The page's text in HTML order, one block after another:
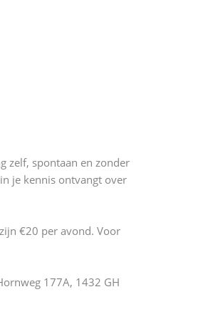
zelf, spontaan en zonder
je kennis ontvangt over
€20 per avond. Voor
177A, 1432 GH